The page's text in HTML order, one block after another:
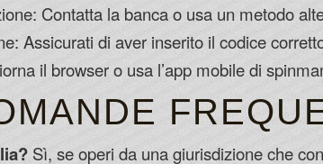
Contatta la banca o usa un metodo
Assicurati di aver inserito il codice
il browser o usa l’app mobile di
Sì, se operi da una giurisdizione che